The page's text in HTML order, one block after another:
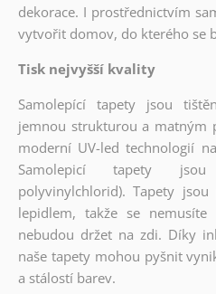
dekorace. I prostřednictvím
vytvořit domov, do kterého se
Tisk nejvyšší kvality
Samolepící tapety jsou
jemnou strukturou a matným
moderní UV-led technologií
Samolepicí tapety jsou
polyvinylchlorid). Tapety
lepidlem, takže se
nebudou držet na zdi. Díky
naše tapety mohou pyšnit
a stálostí barev.